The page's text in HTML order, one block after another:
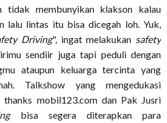
tidak membunyikan klakson kalau
lalu lintas itu bisa dicegah loh. Yuk,
Driving", ingat melakukan safety
sendiir juga tapi peduli dengan
ataupun keluarga tercinta yang
Talkshow yang mengedukasi
thanks mobil123.com dan Pak Jusri
bisa segera diterapkan para